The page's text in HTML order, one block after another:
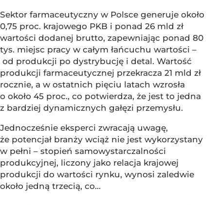
Sektor farmaceutyczny w Polsce generuje około
0,75 proc. krajowego PKB i ponad 26 mld zł
wartości dodanej brutto, zapewniając ponad 80
tys. miejsc pracy w całym łańcuchu wartości –
od produkcji po dystrybucję i detal. Wartość
produkcji farmaceutycznej przekracza 21 mld zł
rocznie, a w ostatnich pięciu latach wzrosła
o około 45 proc., co potwierdza, że jest to jedna
z bardziej dynamicznych gałęzi przemysłu.
Jednocześnie eksperci zwracają uwagę,
że potencjał branży wciąż nie jest wykorzystany
w pełni – stopień samowystarczalności
produkcyjnej, liczony jako relacja krajowej
produkcji do wartości rynku, wynosi zaledwie
około jedną trzecią, co...